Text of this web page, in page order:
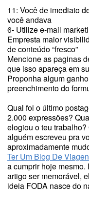
11: Você de imediato
você andava
6- Utilize e-mail
Empresta maior
de conteúdo “fresco”
Mencione as paginas
que isso apareça em
Proponha algum
preenchimento do
Qual foi o último
2.000 expressões?
elogiou o teu
alguém escreveu pra
aproximadamente
Ter Um Blog De
a cumprir hoje
artigo ser memorável,
ideia FODA nasce do